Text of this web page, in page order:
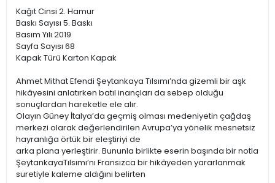
Kağıt Cinsi 2. Hamur
Baskı Sayısı 5. Baskı
Basım Yılı 2019
Sayfa Sayısı 68
Kapak Türü Karton Kapak
Ahmet Mithat Efendi Şeytankaya Tılsımı’nda gizemli bir aşk
hikâyesini anlatırken batıl inançları da sebep olduğu
sonuçlardan hareketle ele alır.
Olayın Güney İtalya’da geçmiş olması medeniyetin çağdaş
merkezi olarak değerlendirilen Avrupa’ya yönelik mesnetsiz
hayranlığa örtük bir eleştiriyi de
arka plana yerleştirir. Bununla birlikte eserin başında bir notla
ŞeytankayaTılsımı’nı Fransızca bir hikâyeden yararlanmak
suretiyle kaleme aldığını belirten